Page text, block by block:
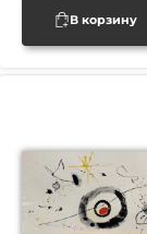
В корзину